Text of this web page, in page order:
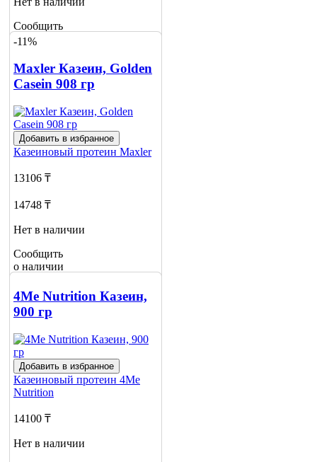
Сообщить
о наличии
-11%
Maxler Казеин, Golden
Casein 908 гр
Добавить в избранное
Казеиновый протеин Maxler
13106 ₸
14748 ₸
Нет в наличии
Сообщить
о наличии
4Me Nutrition Казеин,
900 гр
Добавить в избранное
Казеиновый протеин 4Me
Nutrition
14100 ₸
Нет в наличии